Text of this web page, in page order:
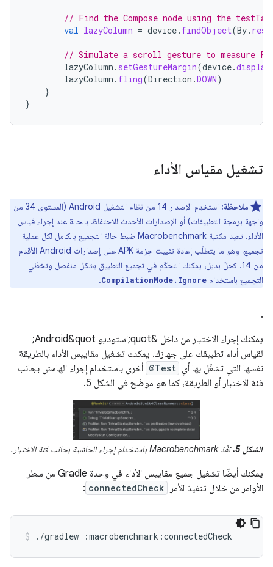
// Find the Compose node using the
val lazyColumn = device. findObject(By. res
// Simulate a scroll gesture to measure
lazyColumn . setGestureMargin(device.
lazyColumn . fling(Direction .DOWN)
}
}
تشغيل مقياس الأداء
ملاحظة:
استخدِم الإصدار 14 من نظام التشغيل Android (المستوى 34 من
واجهة برمجة التطبيقات) أو الإصدارات الأحدث للاحتفاظ بالحالة عند إجراء قياس
الأداء. تعيد مكتبة Macrobenchmark ضبط حالة التجميع بالكامل لكل عملية
تجميع، وهو ما يتطلّب إعادة تثبيت حِزمة APK على إصدارات Android الأقدم
من 14. كحلّ بديل، يمكنك التحكّم في تجميع التطبيق بشكل منفصل وتخطّي
التجميع باستخدام CompilationMode.Ignore
.
.
يمكنك إجراء الاختبار من داخل &quot;استوديو Android&quot;
لقياس أداء تطبيقك على جهازك. يمكنك تشغيل مقاييس الأداء بالطريقة
نفسها التي تشغّل بها أي @Test أخرى باستخدام إجراء الهامش بجانب
فئة الاختبار أو الطريقة، كما هو موضّح في الشكل 5.
الشكل 5. نفِّذ Macrobenchmark باستخدام إجراء الحاشية بجانب فئة الاختبار.
يمكنك أيضًا تشغيل جميع مقاييس الأداء في وحدة Gradle من سطر
الأوامر من خلال تنفيذ الأمر
connectedCheck
:
./gradlew :macrobenchmark:connectedCheck